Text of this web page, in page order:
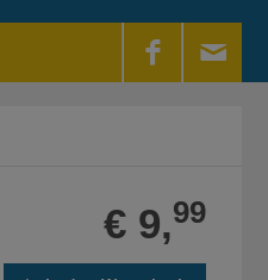
€ 9,99